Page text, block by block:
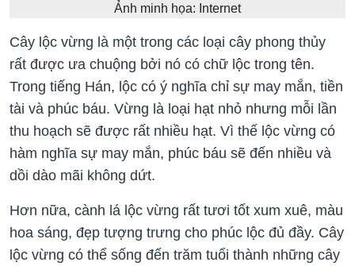
Ảnh minh họa: Internet
Cây lộc vừng là một trong các loại cây phong thủy
rất được ưa chuộng bởi nó có chữ lộc trong tên.
Trong tiếng Hán, lộc có ý nghĩa chỉ sự may mắn, tiền
tài và phúc báu. Vừng là loại hạt nhỏ nhưng mỗi lần
thu hoạch sẽ được rất nhiều hạt. Vì thế lộc vừng có
hàm nghĩa sự may mắn, phúc báu sẽ đến nhiều và
dồi dào mãi không dứt.
Hơn nữa, cành lá lộc vừng rất tươi tốt xum xuê, màu
hoa sáng, đẹp tượng trưng cho phúc lộc đủ đầy. Cây
lộc vừng có thể sống đến trăm tuổi thành những cây